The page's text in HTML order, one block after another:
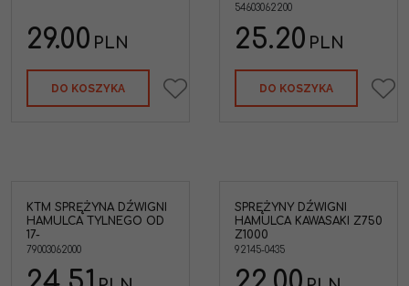
29.00 PLN
DO KOSZYKA
Marka pojazdu
Długość: 38mm
54603062200
25.20 PLN
DO KOSZYKA
KTM SPRĘŻYNA DŹWIGNI
HAMULCA TYLNEGO OD
17-
79003062000
Sprężyna dźwigni
hamulca Kawasaki Z750
SPRĘŻYNY DŹWIGNI
HAMULCA KAWASAKI Z750
Z1000
92145-0435